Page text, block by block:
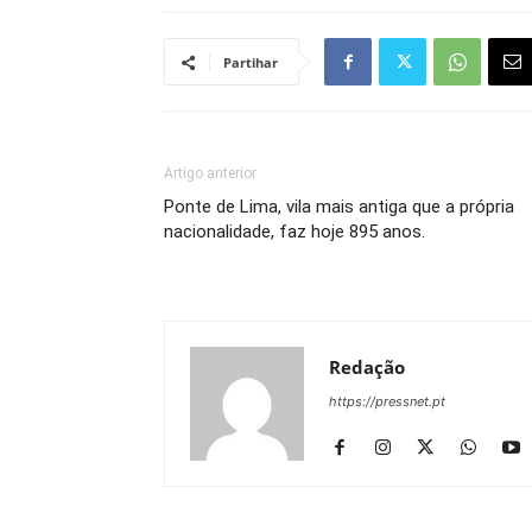
Partihar
Artigo anterior
Ponte de Lima, vila mais antiga que a própria
nacionalidade, faz hoje 895 anos.
Redação
https://pressnet.pt